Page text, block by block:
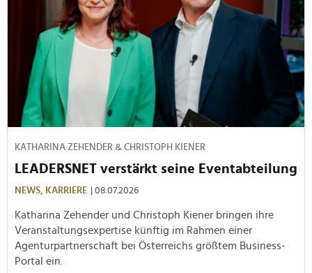
KATHARINA ZEHENDER & CHRISTOPH KIENER
LEADERSNET verstärkt seine Eventabteilung
NEWS, KARRIERE | 08.07.2026
Katharina Zehender und Christoph Kiener bringen ihre
Veranstaltungsexpertise künftig im Rahmen einer
Agenturpartnerschaft bei Österreichs größtem Business-
Portal ein.